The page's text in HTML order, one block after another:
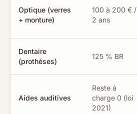
Optique (verres
+ monture)
100 à 200 € /
2 ans
Dentaire
(prothèses)
125 % BR
Aides auditives
Reste à
charge 0 (loi
2021)